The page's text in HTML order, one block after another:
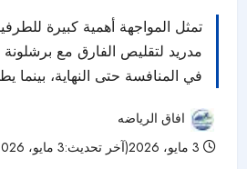
تمثل المواجهة أهمية كبيرة
مدريد لتقليص الفارق مع
في المنافسة حتى النهاية، بينما
افاق الرياضه